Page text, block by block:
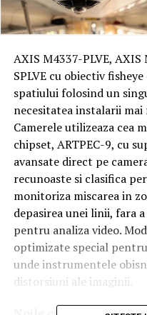
AXIS M4337-PLVE,
SPLVE cu obiectiv
spatiului folosind un
necesitatea instalarii
Camerele utilizeaza cea
chipset, ARTPEC-9, cu
avansate direct pe
recunoaste si clasifica
monitoriza miscarea in
depasirea unei linii, fara
pentru analiza video.
optimizate special
unde instrumentele
distorsiuni ale imaginii.